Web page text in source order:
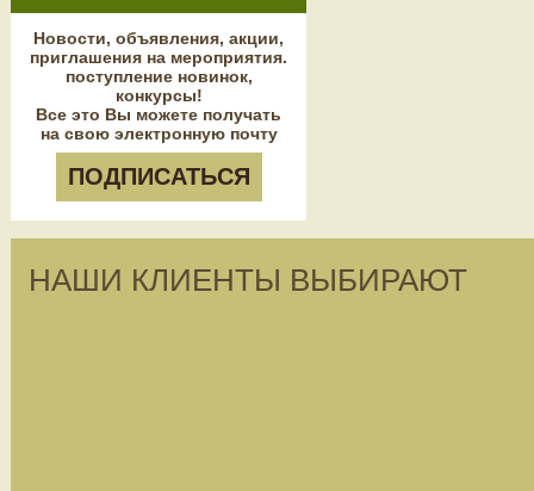
Новости, объявления, акции,
приглашения на мероприятия.
поступление новинок,
конкурсы!
Все это Вы можете получать
на свою электронную почту
ПОДПИСАТЬСЯ
НАШИ КЛИЕНТЫ ВЫБИРАЮТ